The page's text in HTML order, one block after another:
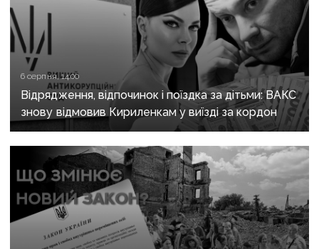
6 серпня, 14:00
Відрядження, відпочинок і поїздка за дітьми: ВАКС
знову відмовив Кириленкам у виїзді за кордон